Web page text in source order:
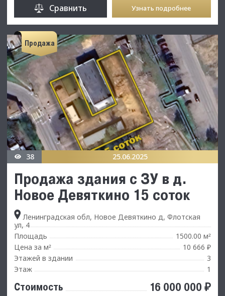
Сравнить Узнать подробнее
Продажа
38 25.06.2025
Продажа здания с ЗУ в д.
Новое Девяткино 15 соток
Ленинградская обл, Новое Девяткино д, Флотская
ул, 4
Площадь
1500.00 м²
Цена за м²
10 666 ₽
Этажей в здании
3
Этаж
1
Стоимость 16 000 000 ₽